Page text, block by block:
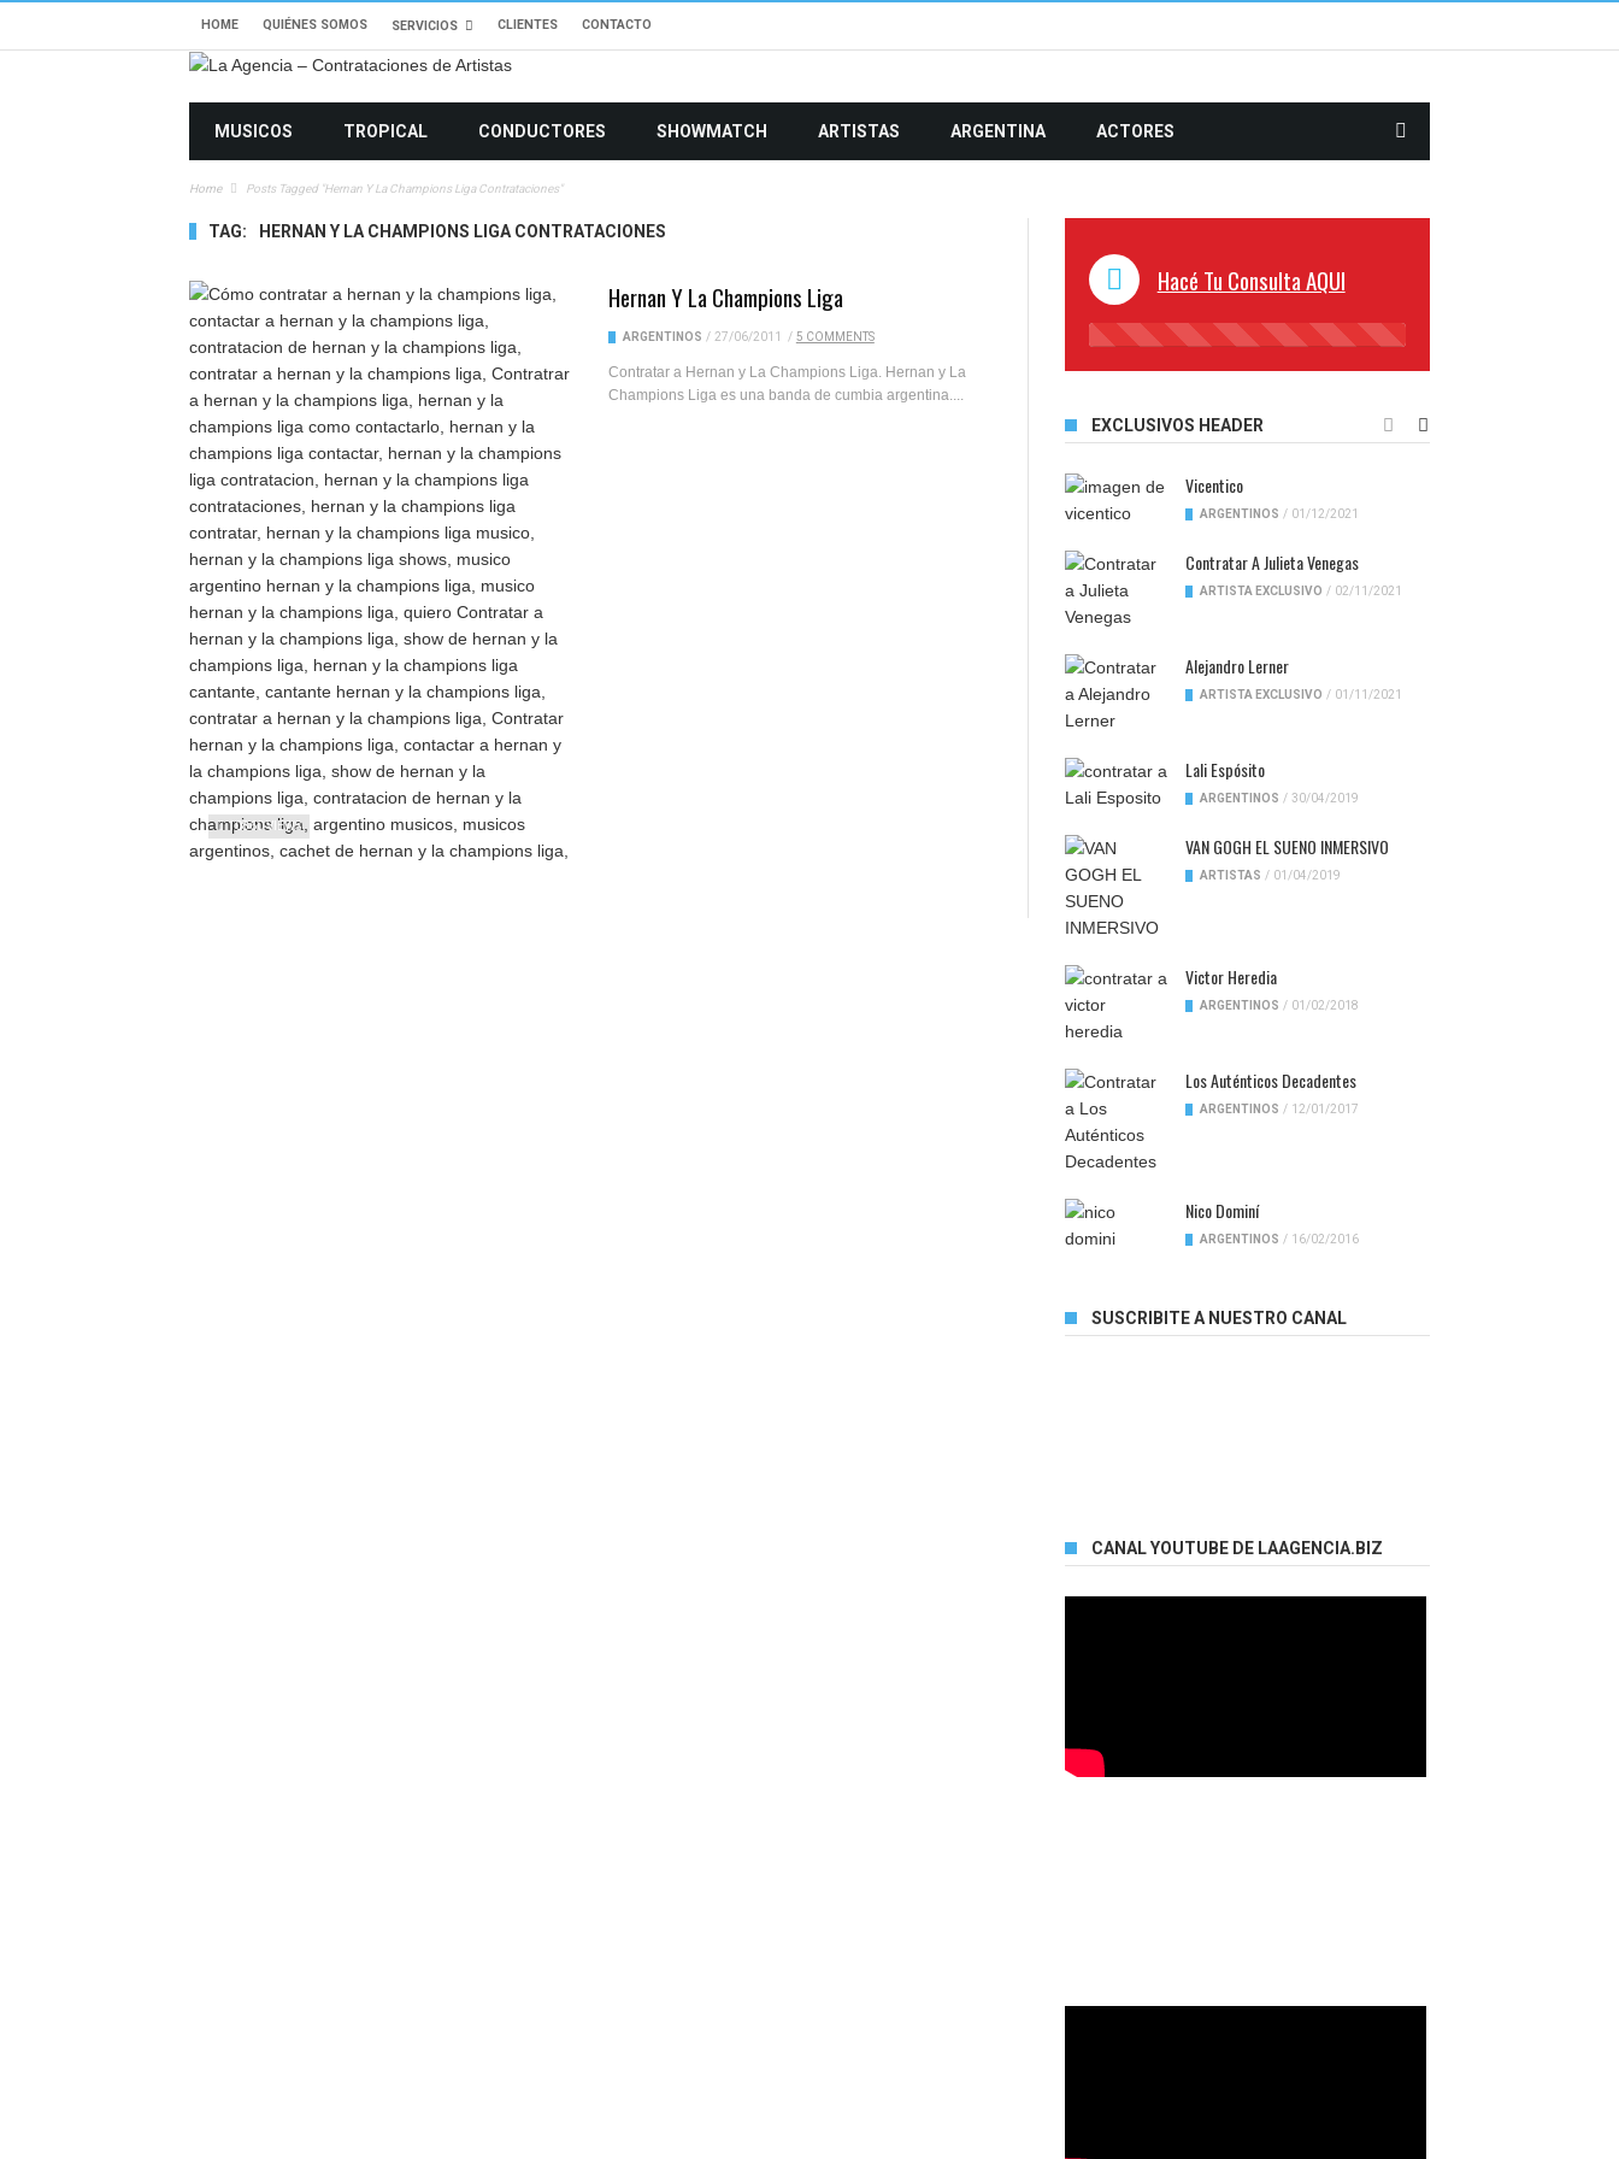
HOME QUIÉNES SOMOS SERVICIOS CLIENTES CONTACTO
MUSICOS TROPICAL CONDUCTORES SHOWMATCH ARTISTAS ARGENTINA ACTORES
Home Posts Tagged "hernan Y La Champions Liga Contrataciones"
TAG: HERNAN Y LA CHAMPIONS LIGA CONTRATACIONES
10860 VIEWS
Hernan Y La Champions Liga
ARGENTINOS / 27/06/2011 / 5 COMMENTS
Contratar a Hernan y La Champions Liga. Hernan y La
Champions Liga es una banda de cumbia argentina....
Hacé Tu Consulta AQUI
45%
EXCLUSIVOS HEADER
Vicentico
ARGENTINOS / 01/12/2021
Contratar A Julieta Venegas
ARTISTA EXCLUSIVO / 02/11/2021
Alejandro Lerner
ARTISTA EXCLUSIVO / 01/11/2021
Lali Espósito
ARGENTINOS / 30/04/2019
VAN GOGH EL SUENO INMERSIVO
ARTISTAS / 01/04/2019
Victor Heredia
ARGENTINOS / 01/02/2018
Los Auténticos Decadentes
ARGENTINOS / 12/01/2017
Nico Dominí
ARGENTINOS / 16/02/2016
SUSCRIBITE A NUESTRO CANAL
CANAL YOUTUBE DE LAAGENCIA.BIZ